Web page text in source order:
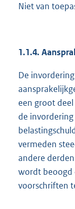
Niet van
1.1.4.
De
een groot
de
vermeden
andere
wordt beoogd
voorschriften